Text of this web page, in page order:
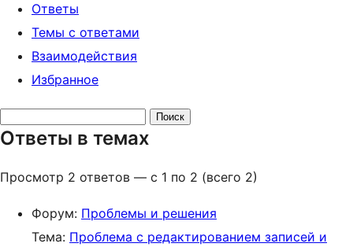
Ответы
Темы с ответами
Взаимодействия
Избранное
ответов:
Ответы в темах
Просмотр 2 ответов — с 1 по 2 (всего 2)
Форум: Проблемы и решения
Тема: Проблема с редактированием записей и